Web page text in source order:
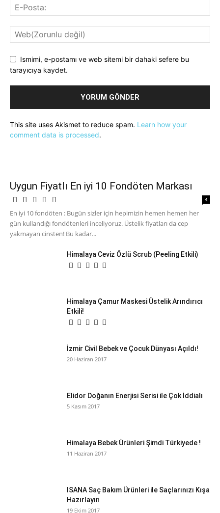
Ismimi, e-postamı ve web sitemi bir dahaki sefere bu
tarayıcıya kaydet.
This site uses Akismet to reduce spam. Learn how your
comment data is processed.
Uygun Fiyatlı En iyi 10 Fondöten Markası
4
En iyi 10 fondöten : Bugün sizler için hepimizin hemen hemen her
gün kullandığı fondötenleri inceliyoruz. Üstelik fiyatları da cep
yakmayan cinsten! Bu kadar...
Himalaya Ceviz Özlü Scrub (Peeling Etkili)
Himalaya Çamur Maskesi Üstelik Arındırıcı
Etkili!
İzmir Civil Bebek ve Çocuk Dünyası Açıldı!
20 Haziran 2017
Elidor Doğanın Enerjisi Serisi ile Çok İddialı
5 Kasım 2017
Himalaya Bebek Ürünleri Şimdi Türkiyede !
11 Haziran 2017
ISANA Saç Bakım Ürünleri ile Saçlarınızı Kışa
Hazırlayın
19 Ekim 2017